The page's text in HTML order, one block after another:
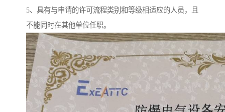
5、具有与申请的许可流程类别和等级相适应的人员，且
不能同时在其他单位任职。